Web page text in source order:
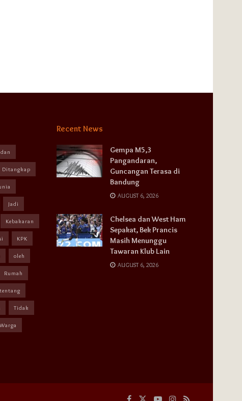
dan
Ditangkap
Jadi
Kebakaran
KPK
oleh
Rumah
tentang
Tidak
Warga
Recent News
Gempa M5,3
Pangandaran,
Guncangan Terasa di
Bandung
AUGUST 6, 2026
Chelsea dan West Ham
Sepakat, Bek Prancis
Masih Menunggu
Tawaran Klub Lain
AUGUST 6, 2026